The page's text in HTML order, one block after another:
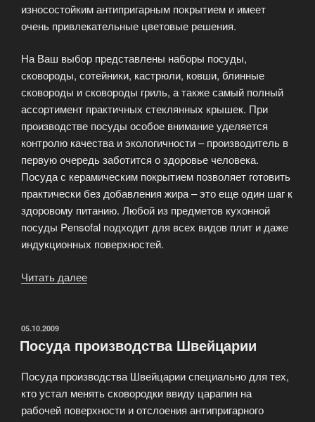
износостойким антипригарным покрытием и имеет
очень привлекательные цветовые решения.
На Ваш выбор представлены наборы посуды,
сковороды, сотейники, кастрюли, ковши, блинные
сковороды и сковороды гриль, а также самый полный
ассортимент практичных стеклянных крышек. При
производстве посуды особое внимание уделяется
контролю качества и экологичности – производитель в
первую очередь заботится о здоровье человека.
Посуда с керамическим покрытием позволяет готовить
практически без добавления жира – это еще один шаг к
здоровому питанию. Любой из предметов кухонной
посуды Pensofal подходит для всех видов плит и даже
индукционных поверхностей.
Читать далее
покрытием
ОПУБЛИКОВАНО
05.10.2009
Посуда производства Швейцарии
Посуда производства Швейцарии специально для тех,
кто устал менять сковородки ввиду царапин на
рабочей поверхности и отслоения антипригарного